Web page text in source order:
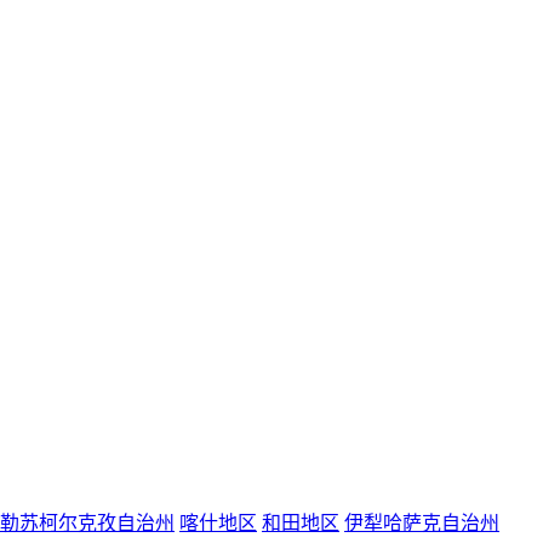
苏柯尔克孜自治州 喀什地区 和田地区 伊犁哈萨克自治州